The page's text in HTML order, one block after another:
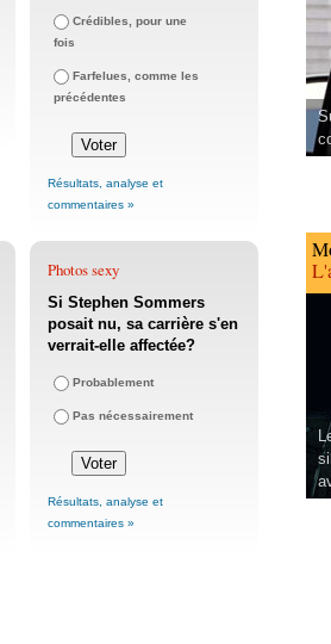
Crédibles, pour une
fois
Farfelues, comme les
précédentes
Résultats, analyse et
commentaires »
Photos sexy
Si Stephen Sommers
posait nu, sa carrière s'en
verrait-elle affectée?
Probablement
Pas nécessairement
Résultats, analyse et
commentaires »